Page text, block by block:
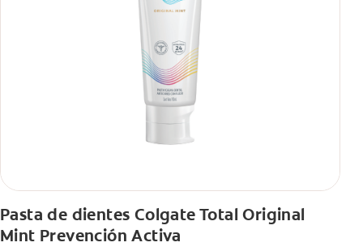
Pasta de dientes Colgate Total Original
Mint Prevención Activa